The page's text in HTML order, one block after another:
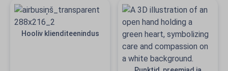
Hooliv klienditeenindus